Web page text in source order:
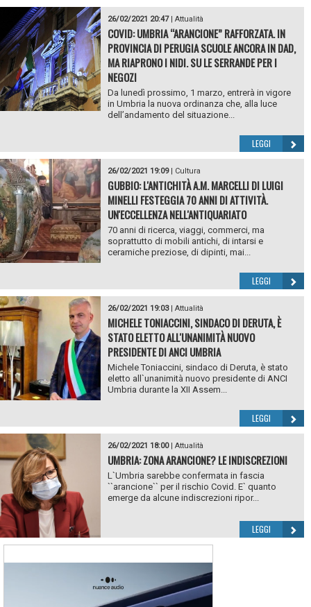
26/02/2021 20:47| Attualità
COVID: UMBRIA “ARANCIONE” RAFFORZATA. IN
PROVINCIA DI PERUGIA SCUOLE ANCORA IN DAD,
MA RIAPRONO I NIDI. SU LE SERRANDE PER I
NEGOZI
Da lunedì prossimo, 1 marzo, entrerà in vigore
in Umbria la nuova ordinanza che, alla luce
dell’andamento del situazione...
LEGGI
26/02/2021 19:09| Cultura
GUBBIO: L'ANTICHITÀ A.M. MARCELLI DI LUIGI
MINELLI FESTEGGIA 70 ANNI DI ATTIVITÀ.
UN'ECCELLENZA NELL'ANTIQUARIATO
70 anni di ricerca, viaggi, commerci, ma
soprattutto di mobili antichi, di intarsi e
ceramiche preziose, di dipinti, mai...
LEGGI
26/02/2021 19:03| Attualità
MICHELE TONIACCINI, SINDACO DI DERUTA, È
STATO ELETTO ALL'UNANIMITÀ NUOVO
PRESIDENTE DI ANCI UMBRIA
Michele Toniaccini, sindaco di Deruta, è stato
eletto all`unanimità nuovo presidente di ANCI
Umbria durante la XII Assem...
LEGGI
26/02/2021 18:00| Attualità
UMBRIA: ZONA ARANCIONE? LE INDISCREZIONI
L`Umbria sarebbe confermata in fascia
``arancione`` per il rischio Covid. E` quanto
emerge da alcune indiscrezioni ripor...
LEGGI